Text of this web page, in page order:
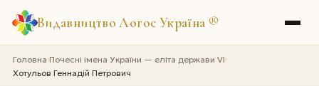
Видавництво Логос Україна ®
Головна›Почесні імена України — еліта держави VI›
Хотульов Геннадій Петрович